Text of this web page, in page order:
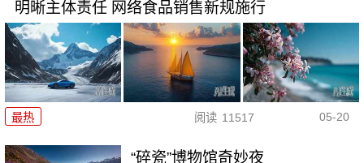
明晰主体责任 网络食品销售新规施行
最热 阅读 11517 05-20
“碎瓷”博物馆奇妙夜